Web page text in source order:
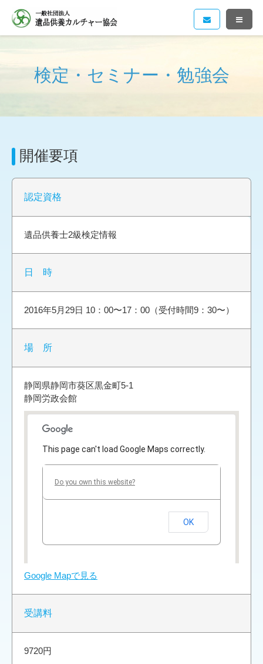
検定・セミナー・勉強会
開催要項
認定資格
遺品供養士2級検定情報
日 時
2016年5月29日 10：00〜17：00（受付時間9：30〜）
場 所
静岡県静岡市葵区黒金町5-1
静岡労政会館
This page can't load Google Maps correctly.
Do you own this website?
OK
Google Mapで見る
受講料
9720円